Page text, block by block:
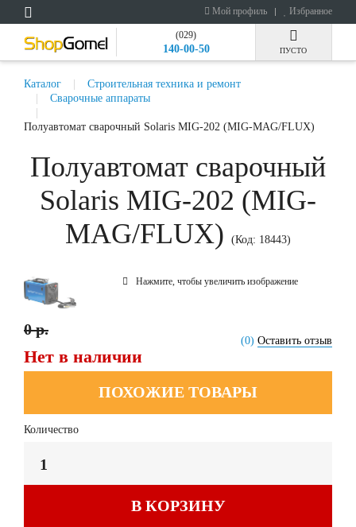
Мой профиль Избранное
(029)
140-00-50 ПУСТО
Каталог
Строительная техника и ремонт
Сварочные аппараты
Полуавтомат сварочный Solaris MIG-202 (MIG-MAG/FLUX)
Полуавтомат сварочный
Solaris MIG-202 (MIG-
MAG/FLUX)
(Код: 18443)
Нажмите, чтобы увеличить изображение
(0) Оставить отзыв
0 р.
Нет в наличии
ПОХОЖИЕ ТОВАРЫ
Количество
В КОРЗИНУ